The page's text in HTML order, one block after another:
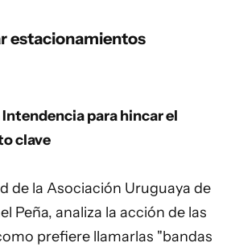
estacionamientos
para hincar el
clave
de la Asociación Uruguaya de
Peña, analiza la acción de las
prefiere llamarlas "bandas